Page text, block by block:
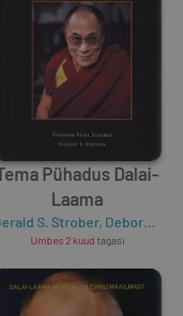
Pühadus Dalai-
Laama
S. Strober, Deborah Hart Strober
Umbes 2 kuud tagasi